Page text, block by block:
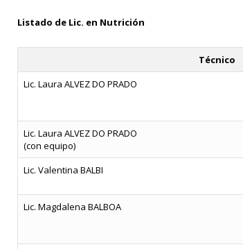
Listado de Lic. en Nutrición
Técnico
Lic. Laura ALVEZ DO PRADO
Lic. Laura ALVEZ DO PRADO
(con equipo)
Lic. Valentina BALBI
Lic. Magdalena BALBOA